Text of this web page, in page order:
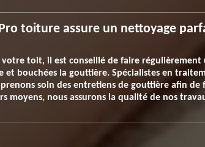
toiture assure un nettoyage
toit, il est conseillé de faire
et bouchées la gouttière. Spécialistes en
soin des entretiens de gouttière afin
moyens, nous assurons la qualité de nos